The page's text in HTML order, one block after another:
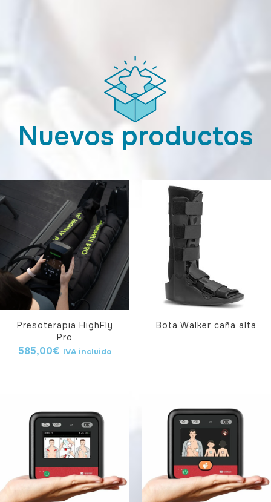
Nuevos productos
Presoterapia HighFly
Pro
585,00€ IVA incluido
Bota Walker caña alta